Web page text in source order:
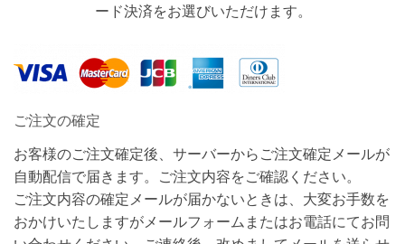
ード決済をお選びいただけます。
ご注文の確定
お客様のご注文確定後、サーバーからご注文確定メールが
自動配信で届きます。ご注文内容をご確認ください。
ご注文内容の確定メールが届かないときは、大変お手数を
おかけいたしますがメールフォームまたはお電話にてお問